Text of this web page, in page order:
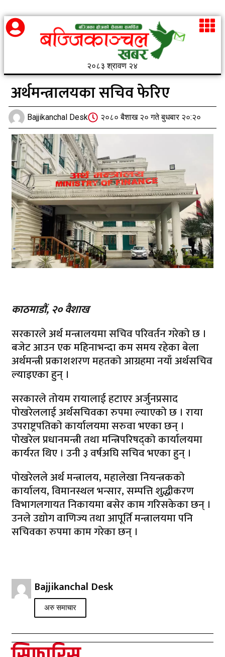
२०८३ श्रावण २४
अर्थमन्त्रालयका सचिव फेरिए
Bajjikanchal Desk २०८० बैशाख २० गते बुधबार २०:२०
काठमाडौं, २० वैशाख
सरकारले अर्थ मन्त्रालयमा सचिव परिवर्तन गरेको छ ।
बजेट आउन एक महिनाभन्दा कम समय रहेका बेला
अर्थमन्त्री प्रकाशशरण महतको आग्रहमा नयाँ अर्थसचिव
ल्याइएका हुन् ।
सरकारले तोयम रायालाई हटाएर अर्जुनप्रसाद
पोखरेललाई अर्थसचिवका रुपमा ल्याएको छ । राया
उपराष्ट्रपतिको कार्यालयमा सरुवा भएका छन् ।
पोखरेल प्रधानमन्त्री तथा मन्त्रिपरिषद्‍को कार्यालयमा
कार्यरत थिए । उनी ३ वर्षअघि सचिव भएका हुन् ।
पोखरेलले अर्थ मन्त्रालय, महालेखा नियन्त्रकको
कार्यालय, विमानस्थल भन्सार, सम्पत्ति शुद्धीकरण
विभागलगायत निकायमा बसेर काम गरिसकेका छन् ।
उनले उद्योग वाणिज्य तथा आपूर्ति मन्त्रालयमा पनि
सचिवका रुपमा काम गरेका छन् ।
Bajjikanchal Desk
अरु समाचार